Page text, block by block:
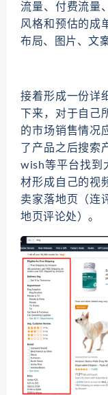
流量、付费流量
风格和预估的成
布局、图片、文
接着形成一份详
下来，对于自
的市场销售情况
了产品之后搜索
wish等平台找到
材形成自己的视
卖家落地页（连
地页评论处）。